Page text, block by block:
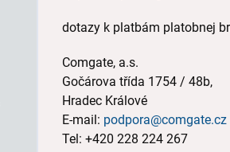
dotazy k platbám platobnej
Comgate, a.s.
Gočárova třída 1754 / 48b,
Hradec Králové
E-mail: podpora@comgate.cz
Tel: +420 228 224 267